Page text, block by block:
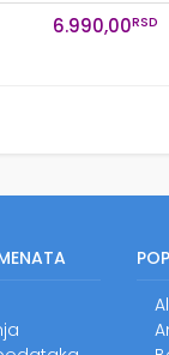
6.990,00RSD